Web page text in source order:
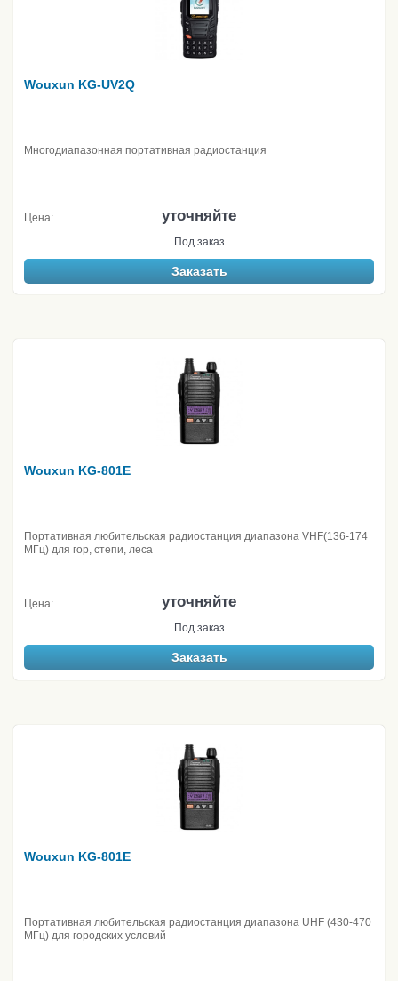
Wouxun KG-UV2Q
Многодиапазонная портативная радиостанция
Цена: уточняйте
Под заказ
Заказать
Wouxun KG-801E
Портативная любительская радиостанция диапазона VHF(136-174
МГц) для гор, степи, леса
Цена: уточняйте
Под заказ
Заказать
Wouxun KG-801E
Портативная любительская радиостанция диапазона UHF (430-470
МГц) для городских условий